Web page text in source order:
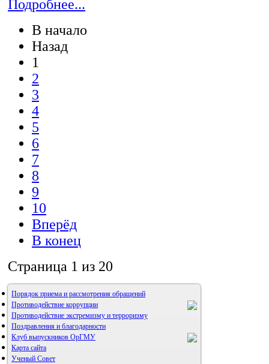
Подробнее...
В начало
Назад
1
2
3
4
5
6
7
8
9
10
Вперёд
В конец
Страница 1 из 20
Порядок приема и рассмотрения обращений
Противодействие коррупции
Противодействие экстремизму и терроризму
Поздравления и благодарности
Клуб выпускников ОрГМУ
Карта сайта
Ученый Совет